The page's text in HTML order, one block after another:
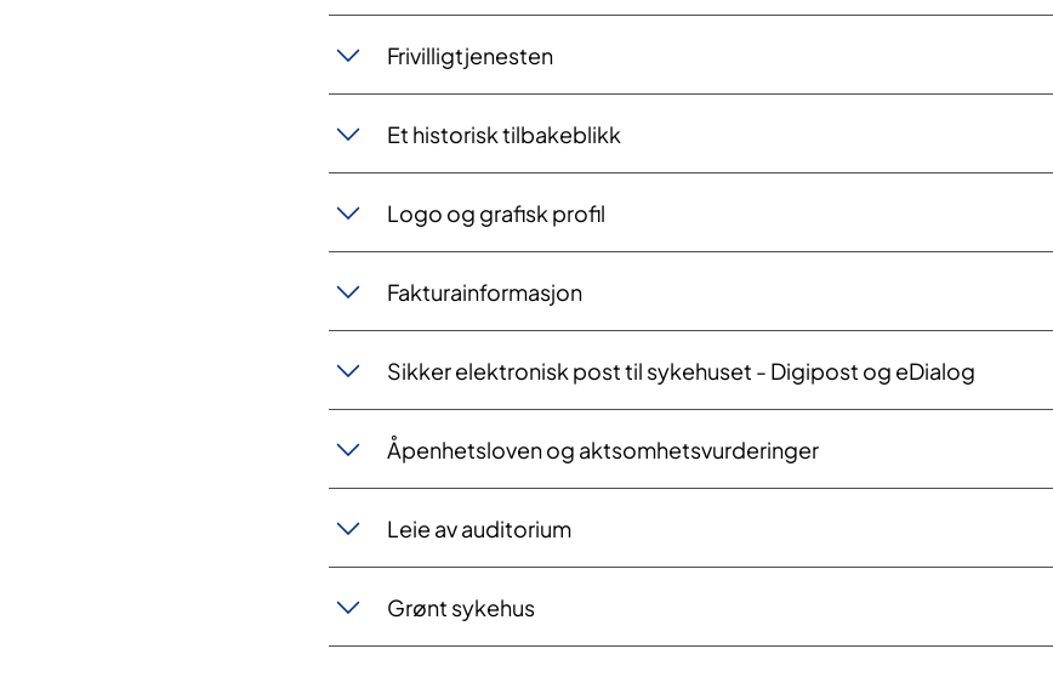
Frivilligtjenesten
Et historisk tilbakeblikk
Logo og grafisk profil
Fakturainformasjon
Sikker elektronisk post til sykehuset - Digipost og eDialog
Åpenhetsloven og aktsomhetsvurderinger​
Leie av auditorium
Grønt sykehus